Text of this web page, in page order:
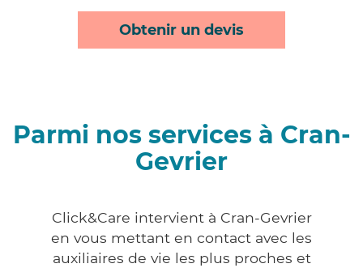
Obtenir un devis
Parmi nos services à Cran-
Gevrier
Click&Care intervient à Cran-Gevrier
en vous mettant en contact avec les
auxiliaires de vie les plus proches et